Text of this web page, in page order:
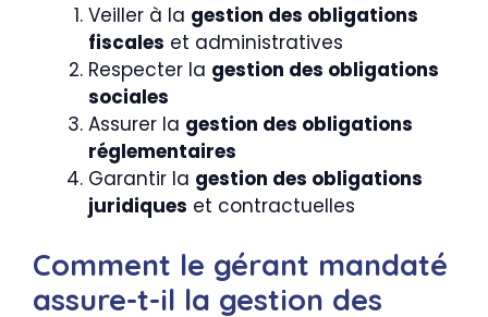
Veiller à la gestion des obligations
fiscales et administratives
Respecter la gestion des obligations
sociales
Assurer la gestion des obligations
réglementaires
Garantir la gestion des obligations
juridiques et contractuelles
Comment le gérant mandaté
assure-t-il la gestion des